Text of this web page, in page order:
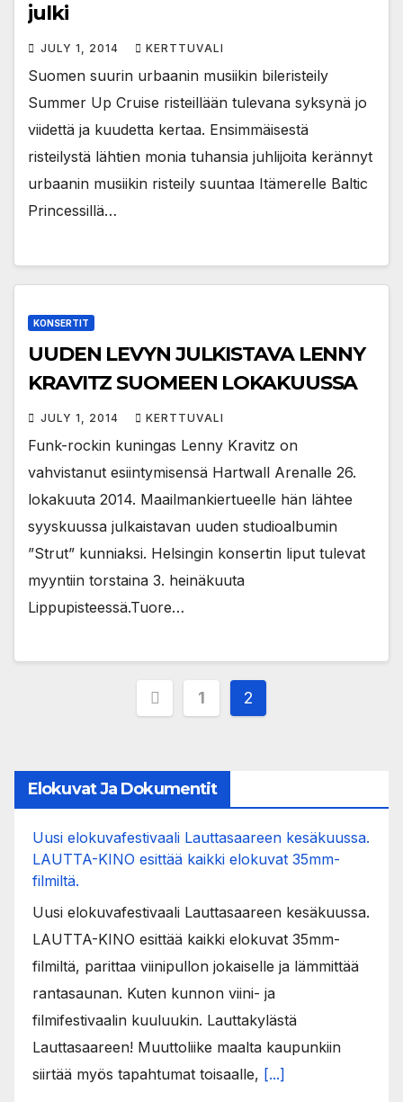
julki
JULY 1, 2014 KERTTUVALI
Suomen suurin urbaanin musiikin bileristeily
Summer Up Cruise risteillään tulevana syksynä jo
viidettä ja kuudetta kertaa. Ensimmäisestä
risteilystä lähtien monia tuhansia juhlijoita kerännyt
urbaanin musiikin risteily suuntaa Itämerelle Baltic
Princessillä…
KONSERTIT
UUDEN LEVYN JULKISTAVA LENNY
KRAVITZ SUOMEEN LOKAKUUSSA
JULY 1, 2014 KERTTUVALI
Funk-rockin kuningas Lenny Kravitz on
vahvistanut esiintymisensä Hartwall Arenalle 26.
lokakuuta 2014. Maailmankiertueelle hän lähtee
syyskuussa julkaistavan uuden studioalbumin
”Strut” kunniaksi. Helsingin konsertin liput tulevat
myyntiin torstaina 3. heinäkuuta
Lippupisteessä.Tuore…
Posts
1 2
Elokuvat Ja Dokumentit
Uusi elokuvafestivaali Lauttasaareen kesäkuussa.
LAUTTA-KINO esittää kaikki elokuvat 35mm-
filmiltä.
Uusi elokuvafestivaali Lauttasaareen kesäkuussa.
LAUTTA-KINO esittää kaikki elokuvat 35mm-
filmiltä, parittaa viinipullon jokaiselle ja lämmittää
rantasaunan. Kuten kunnon viini- ja
filmifestivaalin kuuluukin. Lauttakylästä
Lauttasaareen! Muuttoliike maalta kaupunkiin
siirtää myös tapahtumat toisaalle, [...]